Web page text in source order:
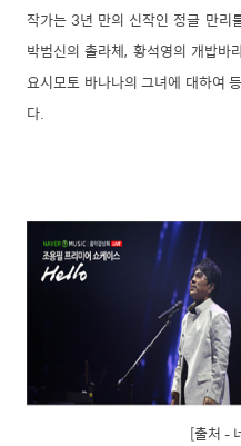
작가는 3년 만의 신작인 정글 만리
박범신의 촐라체, 황석영의 개밥바
요시모토 바나나의 그녀에 대하여
다.
[출처 –